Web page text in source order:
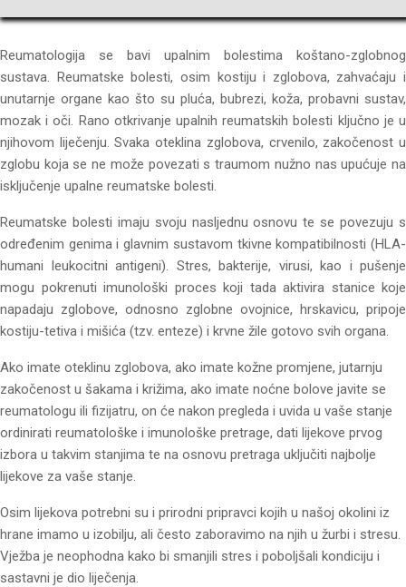
Reumatologija se bavi upalnim bolestima koštano-zglobnog
sustava. Reumatske bolesti, osim kostiju i zglobova, zahvaćaju i
unutarnje organe kao što su pluća, bubrezi, koža, probavni sustav,
mozak i oči. Rano otkrivanje upalnih reumatskih bolesti ključno je u
njihovom liječenju. Svaka oteklina zglobova, crvenilo, zakočenost u
zglobu koja se ne može povezati s traumom nužno nas upućuje na
isključenje upalne reumatske bolesti.
Reumatske bolesti imaju svoju nasljednu osnovu te se povezuju s
određenim genima i glavnim sustavom tkivne kompatibilnosti (HLA-
humani leukocitni antigeni). Stres, bakterije, virusi, kao i pušenje
mogu pokrenuti imunološki proces koji tada aktivira stanice koje
napadaju zglobove, odnosno zglobne ovojnice, hrskavicu, pripoje
kostiju-tetiva i mišića (tzv. enteze) i krvne žile gotovo svih organa.
Ako imate oteklinu zglobova, ako imate kožne promjene, jutarnju
zakočenost u šakama i križima, ako imate noćne bolove javite se
reumatologu ili fizijatru, on će nakon pregleda i uvida u vaše stanje
ordinirati reumatološke i imunološke pretrage, dati lijekove prvog
izbora u takvim stanjima te na osnovu pretraga uključiti najbolje
lijekove za vaše stanje.
Osim lijekova potrebni su i prirodni pripravci kojih u našoj okolini iz
hrane imamo u izobilju, ali često zaboravimo na njih u žurbi i stresu.
Vježba je neophodna kako bi smanjili stres i poboljšali kondiciju i
sastavni je dio liječenja.